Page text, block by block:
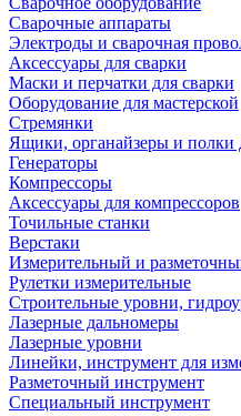
Сварочные аппараты
Электроды и сварочная
Аксессуары для сварки
Маски и перчатки для сварки
Оборудование для мастерской
Стремянки
Ящики, органайзеры и полки
Генераторы
Компрессоры
Аксессуары для компрессоров
Точильные станки
Верстаки
Измерительный и
Рулетки измерительные
Строительные уровни,
Лазерные дальномеры
Лазерные уровни
Линейки, инструмент для
Разметочный инструмент
Специальный инструмент